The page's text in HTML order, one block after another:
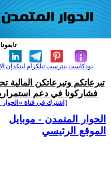
لينكدإن تيلكرامبنترست بودكاست
تبرعاتكم وتبرعاتكن المالية
فشاركونا في دعم
[اشترك في قناة ‫«الحوار
الحوار المتمدن - موبايل
الموقع الرئيسي